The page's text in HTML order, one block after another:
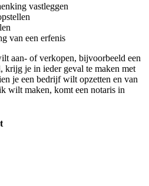
vastleggen
van een erfenis
aan- of verkopen, bijvoorbeeld een
krijg je in ieder geval te maken met
je een bedrijf wilt opzetten en van
wilt maken, komt een notaris in